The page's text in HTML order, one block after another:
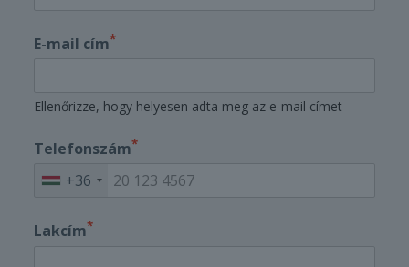
E-mail cím*
Ellenőrizze, hogy helyesen adta meg az e-mail címet
Telefonszám*
+36
Lakcím*